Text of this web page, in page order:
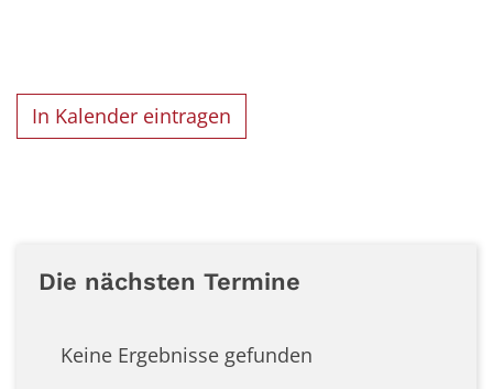
In Kalender eintragen
Die nächsten Termine
Keine Ergebnisse gefunden